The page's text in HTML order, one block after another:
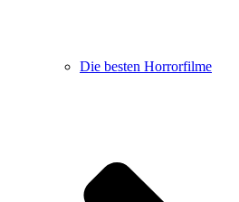
Die besten Horrorfilme